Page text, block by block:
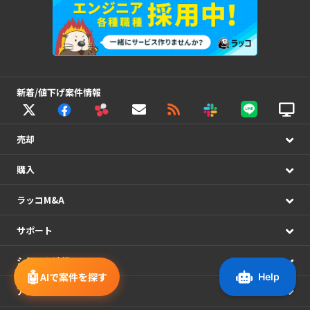
🤖AIで案件を探す
新着/値下げ案件情報
売却
購入
ラッコM&A
サポート
システム連携
アカウント